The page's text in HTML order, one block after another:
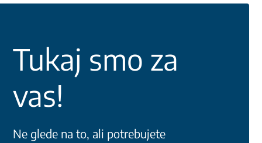
Tukaj smo za
vas!
Ne glede na to, ali potrebujete